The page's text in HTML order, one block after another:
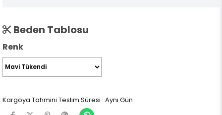
Beden Tablosu
Renk
Kargoya Tahmini Teslim Süresi : Aynı Gün